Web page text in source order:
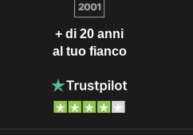
+ di 20 anni
al tuo fianco